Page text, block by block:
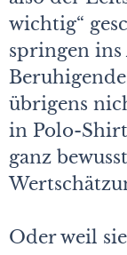
wichtig“
springen ins
übrigens
in Polo-
ganz
Oder weil